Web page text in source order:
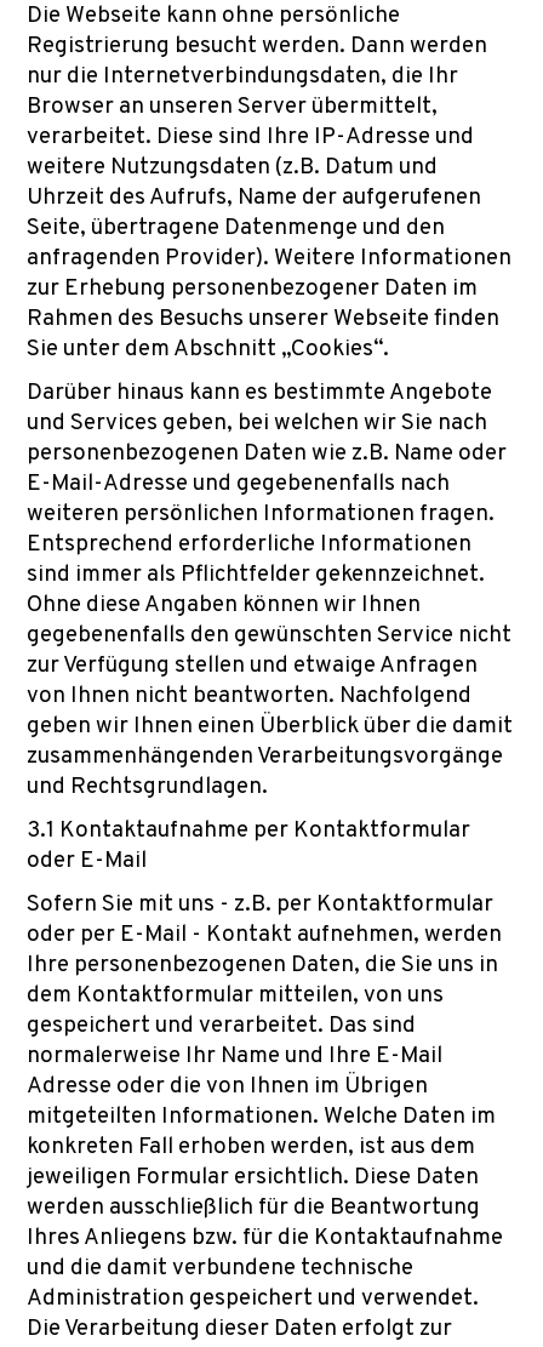
Die Webseite kann ohne persönliche
Registrierung besucht werden. Dann werden
nur die Internetverbindungsdaten, die Ihr
Browser an unseren Server übermittelt,
verarbeitet. Diese sind Ihre IP-Adresse und
weitere Nutzungsdaten (z.B. Datum und
Uhrzeit des Aufrufs, Name der aufgerufenen
Seite, übertragene Datenmenge und den
anfragenden Provider). Weitere Informationen
zur Erhebung personenbezogener Daten im
Rahmen des Besuchs unserer Webseite finden
Sie unter dem Abschnitt „Cookies“.
Darüber hinaus kann es bestimmte Angebote
und Services geben, bei welchen wir Sie nach
personenbezogenen Daten wie z.B. Name oder
E-Mail-Adresse und gegebenenfalls nach
weiteren persönlichen Informationen fragen.
Entsprechend erforderliche Informationen
sind immer als Pflichtfelder gekennzeichnet.
Ohne diese Angaben können wir Ihnen
gegebenenfalls den gewünschten Service nicht
zur Verfügung stellen und etwaige Anfragen
von Ihnen nicht beantworten. Nachfolgend
geben wir Ihnen einen Überblick über die damit
zusammenhängenden Verarbeitungsvorgänge
und Rechtsgrundlagen.
3.1 Kontaktaufnahme per Kontaktformular
oder E-Mail
Sofern Sie mit uns - z.B. per Kontaktformular
oder per E-Mail - Kontakt aufnehmen, werden
Ihre personenbezogenen Daten, die Sie uns in
dem Kontaktformular mitteilen, von uns
gespeichert und verarbeitet. Das sind
normalerweise Ihr Name und Ihre E-Mail
Adresse oder die von Ihnen im Übrigen
mitgeteilten Informationen. Welche Daten im
konkreten Fall erhoben werden, ist aus dem
jeweiligen Formular ersichtlich. Diese Daten
werden ausschließlich für die Beantwortung
Ihres Anliegens bzw. für die Kontaktaufnahme
und die damit verbundene technische
Administration gespeichert und verwendet.
Die Verarbeitung dieser Daten erfolgt zur